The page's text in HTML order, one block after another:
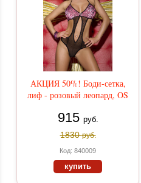
АКЦИЯ 50%! Боди-сетка,
лиф - розовый леопард, OS
915 руб.
1830руб.
Код: 840009
купить